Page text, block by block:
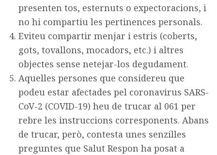
presenten tos, esternuts o expectoracions, i
no hi compartiu les pertinences personals.
Eviteu compartir menjar i estris (coberts,
gots, tovallons, mocadors, etc.) i altres
objectes sense netejar-los degudament.
Aquelles persones que considereu que
podeu estar afectades pel coronavirus SARS-
CoV-2 (COVID-19) heu de trucar al 061 per
rebre les instruccions corresponents. Abans
de trucar, però, contesta unes senzilles
preguntes que Salut Respon ha posat a